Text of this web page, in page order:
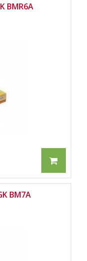
BMR6A
BM7A